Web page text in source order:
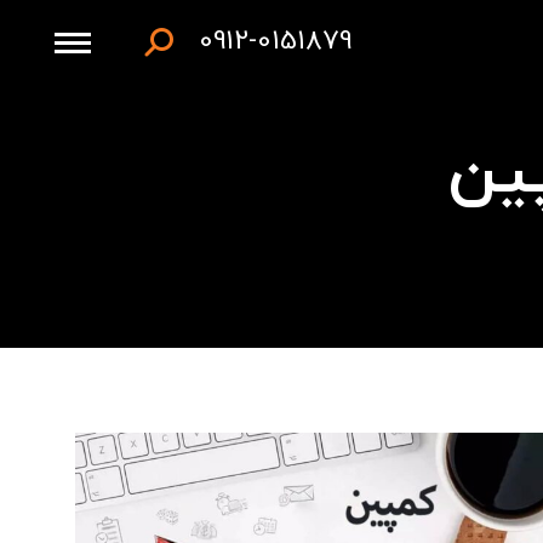
0912-0151879 جستجو: